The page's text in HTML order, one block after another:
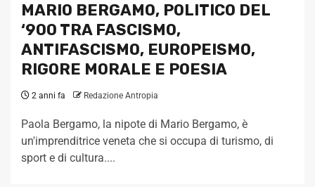
MARIO BERGAMO, POLITICO DEL
‘900 TRA FASCISMO,
ANTIFASCISMO, EUROPEISMO,
RIGORE MORALE E POESIA
2 anni fa Redazione Antropia
Paola Bergamo, la nipote di Mario Bergamo, è
un'imprenditrice veneta che si occupa di turismo, di
sport e di cultura....